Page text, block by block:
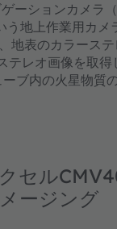
ーションカメラ
地上作業用カ
表のカラース
レオ画像を取
ブ内の火星物質
セル
ージング